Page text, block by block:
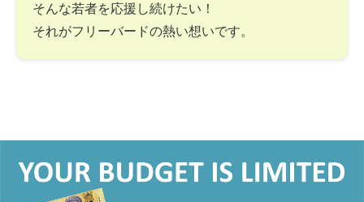
そんな若者を応援し続けたい！
それがフリーバードの熱い想いです。